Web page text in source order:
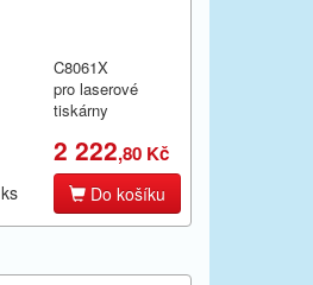
C8061X
pro laserové
tiskárny
2 222,80 Kč
ks Do košíku